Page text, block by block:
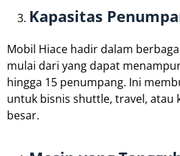
Kapasitas
Mobil Hiace hadir dalam
mulai dari yang dapat
hingga 15 penumpang. Ini
untuk bisnis shuttle, travel, atau
besar.